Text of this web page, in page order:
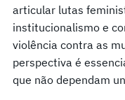
articular lutas
institucionalismo e
violência contra as
perspectiva é
que não dependam